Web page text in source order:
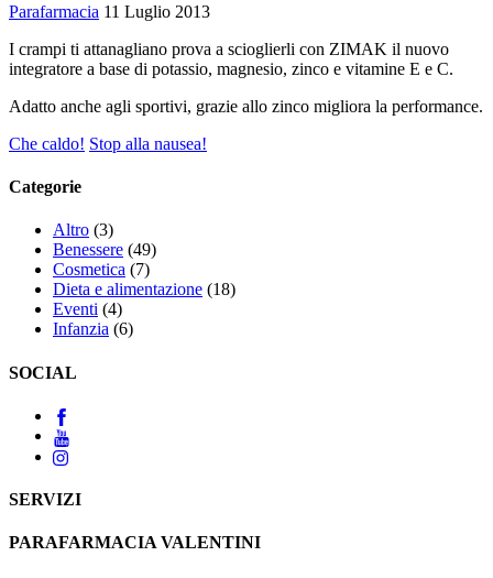
Parafarmacia 11 Luglio 2013
I crampi ti attanagliano prova a scioglierli con ZIMAK il nuovo
integratore a base di potassio, magnesio, zinco e vitamine E e C.
Adatto anche agli sportivi, grazie allo zinco migliora la performance.
Che caldo! Stop alla nausea!
Categorie
Altro (3)
Benessere (49)
Cosmetica (7)
Dieta e alimentazione (18)
Eventi (4)
Infanzia (6)
SOCIAL
SERVIZI
PARAFARMACIA VALENTINI